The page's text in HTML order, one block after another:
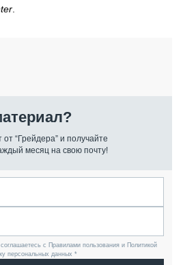
“Грейдера” и получайте
месяц на свою почту!
с Правилами пользования и Политикой
персональных данных *